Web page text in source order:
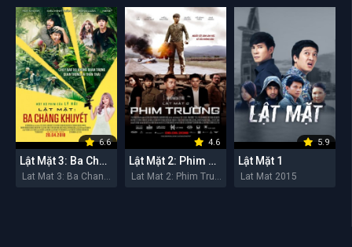
6.6
Lật Mặt 3: Ba Chàng Khuyết
4.6
Lật Mặt 2: Phim Trường
5.9
Lật Mặt 1
Lat Mat 2015